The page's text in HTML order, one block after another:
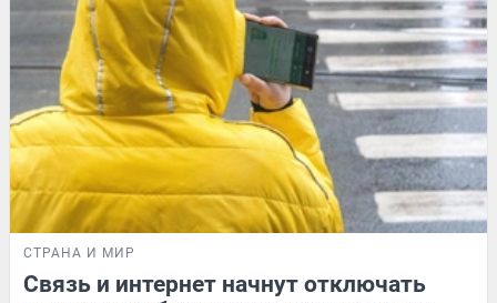
СТРАНА И МИР
Связь и интернет начнут отключать